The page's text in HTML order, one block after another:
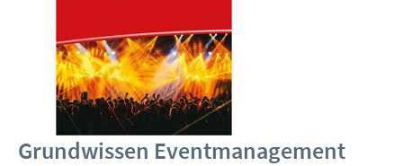
Grundwissen Eventmanagement